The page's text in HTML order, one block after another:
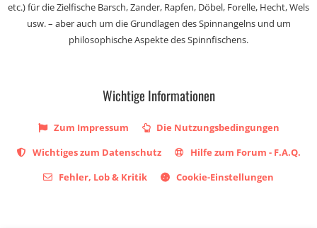
etc.) für die Zielfische Barsch, Zander, Rapfen, Döbel, Forelle, Hecht, Wels
usw. – aber auch um die Grundlagen des Spinnangelns und um
philosophische Aspekte des Spinnfischens.
Wichtige Informationen
Zum Impressum
Die Nutzungsbedingungen
Wichtiges zum Datenschutz
Hilfe zum Forum - F.A.Q.
Fehler, Lob & Kritik
Cookie-Einstellungen